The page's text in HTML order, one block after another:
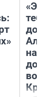
«Эй,
на